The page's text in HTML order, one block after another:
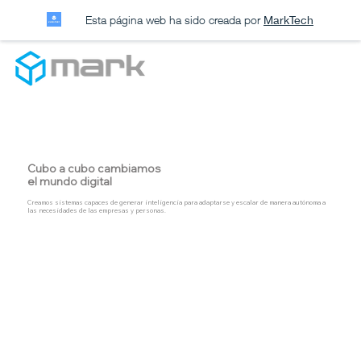
Esta página web ha sido creada por MarkTech
Cubo a cubo cambiamos
el mundo digital
Creamos sistemas capaces de generar inteligencia para adaptarse y escalar de manera autónoma a
las necesidades de las empresas y personas.